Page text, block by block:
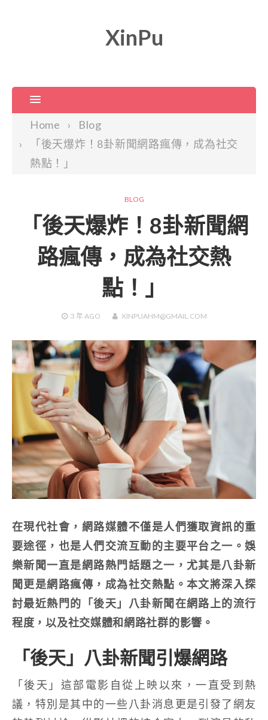
XinPu
Home
Blog
「後天爆炸！8卦新聞網路瘋傳，成為社交
熱點！」
BLOG
「後天爆炸！8卦新聞網
路瘋傳，成為社交熱
點！」
3 年AGO XINPUAHM@GMAIL.COM
在現代社會，網路媒體不僅是人們獲取資訊的重
要途徑，也是人們交流互動的主要平台之一。娛
樂新聞一直是網路熱門話題之一，尤其是八卦新
聞更是網路瘋傳，成為社交熱點。本文將深入探
討最近熱門的「後天」八卦新聞在網路上的流行
程度，以及社交媒體和網路社群的影響。
「後天」八卦新聞引爆網路
「後天」這部電影自從上映以來，一直受到熱
議，特別是其中的一些八卦消息更是引發了網友